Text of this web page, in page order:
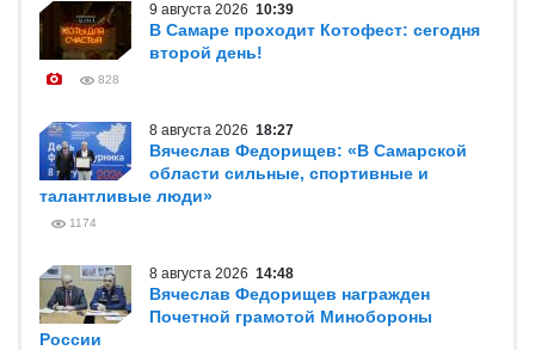
9 августа 2026 10:39
В Самаре проходит Котофест: сегодня
второй день!
828
8 августа 2026 18:27
Вячеслав Федорищев: «В Самарской
области сильные, спортивные и
талантливые люди»
1174
8 августа 2026 14:48
Вячеслав Федорищев награжден
Почетной грамотой Минобороны
России